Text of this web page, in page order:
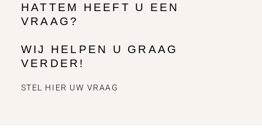
HATTEM HEEFT U EEN
VRAAG?
WIJ HELPEN U GRAAG
VERDER!
STEL HIER UW VRAAG